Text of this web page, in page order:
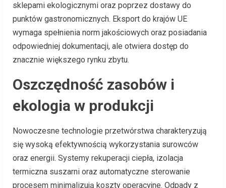
sklepami ekologicznymi oraz poprzez dostawy do
punktów gastronomicznych. Eksport do krajów UE
wymaga spełnienia norm jakościowych oraz posiadania
odpowiedniej dokumentacji, ale otwiera dostęp do
znacznie większego rynku zbytu.
Oszczędność zasobów i
ekologia w produkcji
Nowoczesne technologie przetwórstwa charakteryzują
się wysoką efektywnością wykorzystania surowców
oraz energii. Systemy rekuperacji ciepła, izolacja
termiczna suszarni oraz automatyczne sterowanie
procesem minimalizują koszty operacyjne. Odpady z